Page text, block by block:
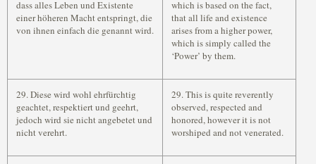
dass alles Leben und Existente
einer höheren Macht entspringt, die
von ihnen einfach die genannt wird.
which is based on the fact,
that all life and existence
arises from a higher power,
which is simply called the
‘Power’ by them.
29. Diese wird wohl ehrfürchtig
geachtet, respektiert und geehrt,
jedoch wird sie nicht angebetet und
nicht verehrt.
29. This is quite reverently
observed, respected and
honored, however it is not
worshiped and not venerated.